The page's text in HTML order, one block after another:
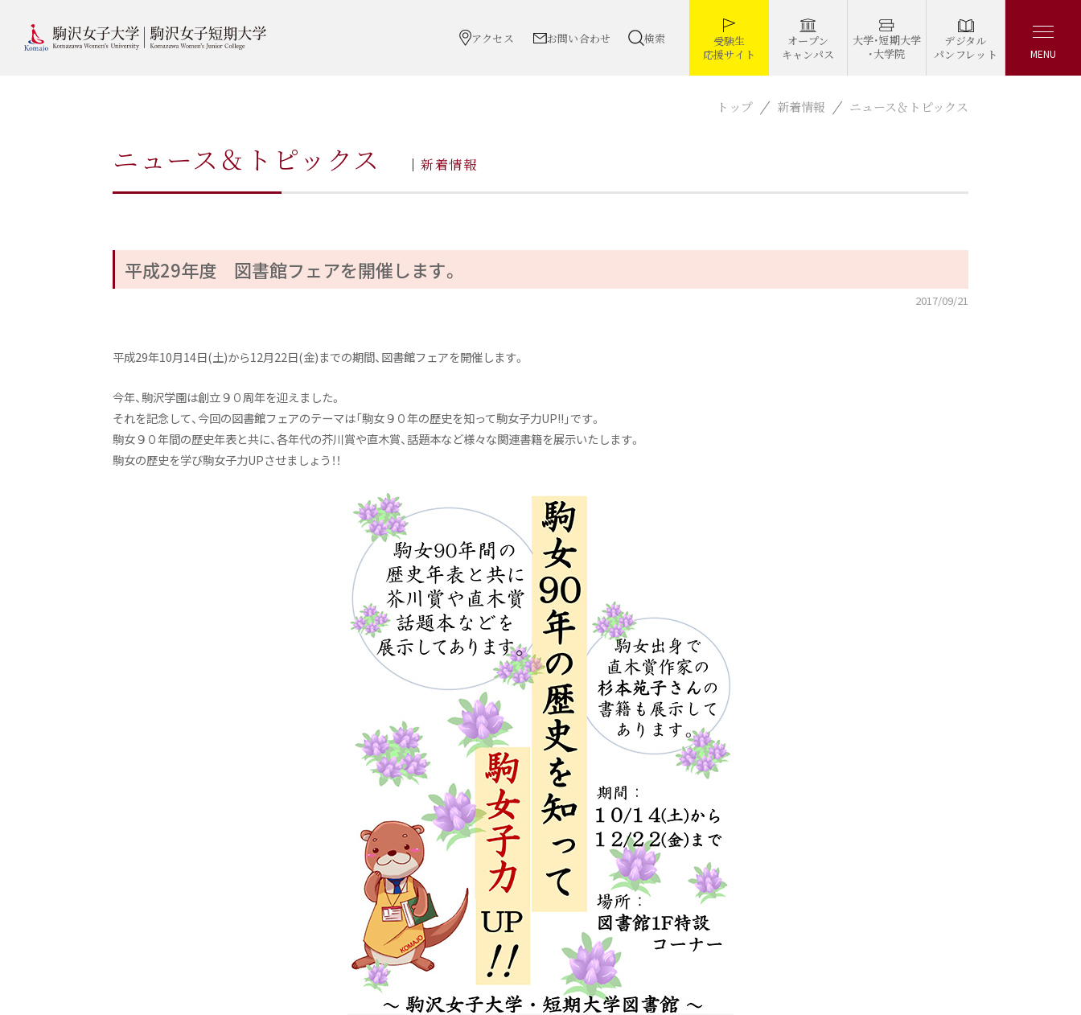
アクセス お問い合わせ 検索
受験生
応援サイト
オープン
キャンパス
大学・短期大学
・大学院
デジタル
パンフレット
MENU
トップ 新着情報 ニュース＆トピックス
ニュース＆トピックス 新着情報
平成29年度 図書館フェアを開催します。
2017/09/21
平成29年10月14日(土)から12月22日(金)までの期間、図書館フェアを開催します。
今年、駒沢学園は創立９０周年を迎えました。
それを記念して、今回の図書館フェアのテーマは「駒女９０年の歴史を知って駒女子力UP!!」です。
駒女９０年間の歴史年表と共に、各年代の芥川賞や直木賞、話題本など様々な関連書籍を展示いたします。
駒女の歴史を学び駒女子力UPさせましょう！！